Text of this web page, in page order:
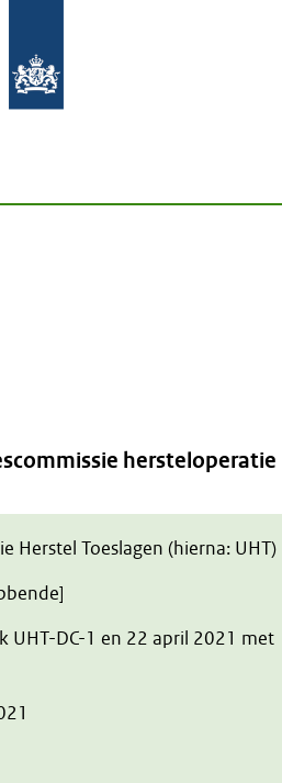
hersteloperatie
Herstel Toeslagen (hierna: UHT)
UHT-DC-1 en 22 april 2021 met